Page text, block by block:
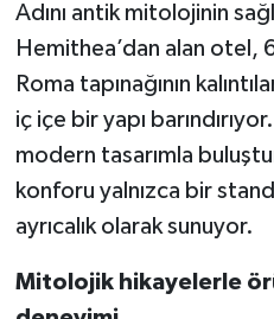
Adını antik mitolojinin
Hemithea’dan alan otel,
Roma tapınağının
iç içe bir yapı
modern tasarımla
konforu yalnızca bir
ayrıcalık olarak sunuyor.
Mitolojik hikayelerle